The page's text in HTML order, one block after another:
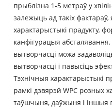
прыблізна 1-5 метраў у
залежыць ад такіх фактараў,
характарыстыкі прадукту,
канфігурацыя
вытворчасці можа
вытворчасці і павысіць
Тэхнічныя характарыстыкі
рамкі дзвярэй WPC розных
таўшчыня, даўжыня і іншыя